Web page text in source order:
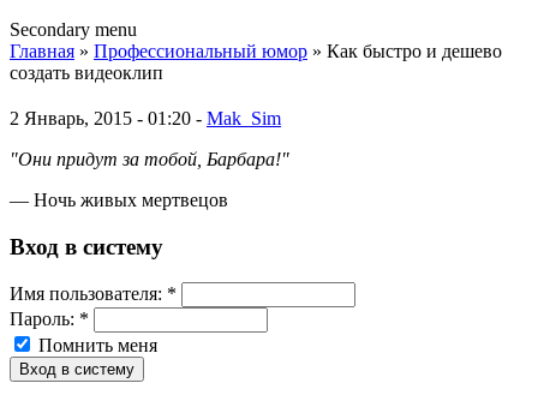
Secondary menu
Главная » Профессиональный юмор » Как быстро и дешево
создать видеоклип
2 Январь, 2015 - 01:20 - Mak_Sim
"Они придут за тобой, Барбара!"
— Ночь живых мертвецов
Вход в систему
Имя пoльзовaтeля: *
Пароль: *
Помнить меня